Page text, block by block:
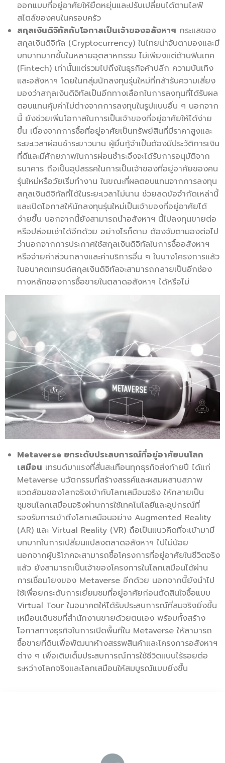
ออกแบบที่อยู่อาศัยให้ยืดหยุ่นและปรับเปลี่ยนได้ตามไลฟ์
สไตล์ของคนในครอบครัว
สกุลเงินดิจิทัลกับโอกาสเป็นเจ้าของอสังหาฯ กระแสของ
สกุลเงินดิจิทัล (Cryptocurrency) ในไทยน่าจับตามองและมี
บทบาทมากขึ้นในหลายอุตสาหกรรม ไม่เพียงแต่ด้านฟินเทค
(Fintech) เท่านั้นแต่รวมไปถึงในธุรกิจค้าปลีก ความบันเทิง
และอสังหาฯ โดยในกลุ่มนักลงทุนรุ่นใหม่ที่กล้ารับความเสี่ยง
มองว่าสกุลเงินดิจิทัลเป็นอีกทางเลือกในการลงทุนที่ได้รับผล
ตอบแทนคุ้มค่าไม่ต่างจากการลงทุนในรูปแบบอื่น ๆ นอกจาก
นี้ ยังช่วยเพิ่มโอกาสในการเป็นเจ้าของที่อยู่อาศัยให้ได้ง่าย
ขึ้น เนื่องจากการซื้อที่อยู่อาศัยเป็นทรัพย์สินที่มีราคาสูงและ
ระยะเวลาผ่อนชำระยาวนาน ผู้ยื่นกู้จำเป็นต้องมีประวัติการเงิน
ที่ดีและมีศักยภาพในการผ่อนชำระจึงจะได้รับการอนุมัติจาก
ธนาคาร ถือเป็นอุปสรรคในการเป็นเจ้าของที่อยู่อาศัยของคน
รุ่นใหม่หรือวัยเริ่มทำงาน ในขณะที่ผลตอบแทนจากการลงทุน
สกุลเงินดิจิทัลที่ได้ในระยะเวลาไม่นาน ช่วยลดข้อจำกัดเหล่านี้
และเปิดโอกาสให้นักลงทุนรุ่นใหม่เป็นเจ้าของที่อยู่อาศัยได้
ง่ายขึ้น นอกจากนี้ยังสามารถนำอสังหาฯ นี้ไปลงทุนขายต่อ
หรือปล่อยเช่าได้อีกด้วย อย่างไรก็ตาม ต้องจับตามองต่อไป
ว่านอกจากการประกาศใช้สกุลเงินดิจิทัลในการซื้ออสังหาฯ
หรือจ่ายค่าส่วนกลางและค่าบริการอื่น ๆ ในบางโครงการแล้ว
ในอนาคตเทรนด์สกุลเงินดิจิทัลจะสามารถกลายเป็นอีกช่อง
ทางหลักของการซื้อขายในตลาดอสังหาฯ ได้หรือไม่
Metaverse ยกระดับประสบการณ์ที่อยู่อาศัยบนโลก
เสมือน เทรนด์มาแรงที่สั่นสะเทือนทุกธุรกิจส่งท้ายปี ได้แก่
Metaverse นวัตกรรมที่สร้างสรรค์และผสมผสานสภาพ
แวดล้อมของโลกจริงเข้ากับโลกเสมือนจริง ให้กลายเป็น
ชุมชนโลกเสมือนจริงผ่านการใช้เทคโนโลยีและอุปกรณ์ที่
รองรับการเข้าถึงโลกเสมือนอย่าง Augmented Reality
(AR) และ Virtual Reality (VR) ถือเป็นแนวคิดที่จะเข้ามามี
บทบาทในการเปลี่ยนแปลงตลาดอสังหาฯ ไปไม่น้อย
นอกจากผู้บริโภคจะสามารถซื้อโครงการที่อยู่อาศัยในชีวิตจริง
แล้ว ยังสามารถเป็นเจ้าของโครงการในโลกเสมือนได้ผ่าน
การเชื่อมโยงของ Metaverse อีกด้วย นอกจากนี้ยังนำไป
ใช้เพื่อยกระดับการเยี่ยมชมที่อยู่อาศัยก่อนตัดสินใจซื้อแบบ
Virtual Tour ในอนาคตให้ได้รับประสบการณ์ที่สมจริงยิ่งขึ้น
เหมือนเดินชมที่สำนักงานขายด้วยตนเอง พร้อมทั้งสร้าง
โอกาสทางธุรกิจในการเปิดพื้นที่ใน Metaverse ให้สามารถ
ซื้อขายที่ดินเพื่อพัฒนาห้างสรรพสินค้าและโครงการอสังหาฯ
ต่าง ๆ เพื่อเติมเต็มประสบการณ์การใช้ชีวิตแบบไร้รอยต่อ
ระหว่างโลกจริงและโลกเสมือนให้สมบูรณ์แบบยิ่งขึ้น